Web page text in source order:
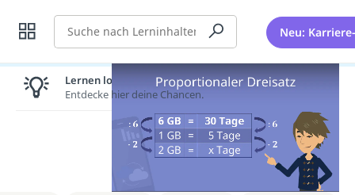
Suche Neu:
Lernen lohnt sich!
Entdecke hier deine Chancen.